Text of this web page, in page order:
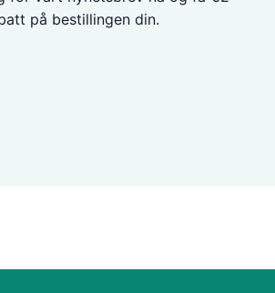
på bestillingen din.